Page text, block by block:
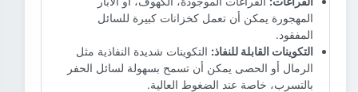
المهجورة يمكن أن تعمل كخزانات كبيرة للسائل
المفقود.
التكوينات القابلة للنفاذ: التكوينات شديدة النفاذية مثل
الرمال أو الحصى يمكن أن تسمح بسهولة لسائل الحفر
بالتسرب، خاصة عند الضغوط العالية.